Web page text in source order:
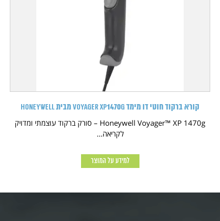
קורא ברקוד חוטי דו מימד Voyager XP1470g מבית HONEYWELL
Honeywell Voyager™ XP 1470g – סורק ברקוד עוצמתי ומדויק
לקריאה...
למידע על המוצר